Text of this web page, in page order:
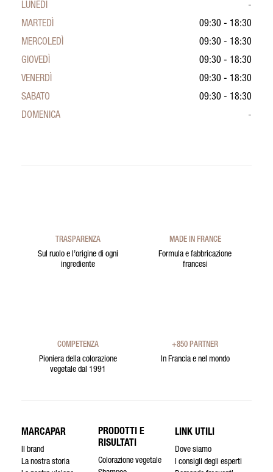
LUNEDÌ
-
MARTEDÌ
09:30 - 18:30
MERCOLEDÌ
09:30 - 18:30
GIOVEDÌ
09:30 - 18:30
VENERDÌ
09:30 - 18:30
SABATO
09:30 - 18:30
DOMENICA
-
TRASPARENZA
Sul ruolo e l’origine di ogni
ingrediente
MADE IN FRANCE
Formula e fabbricazione
francesi
COMPETENZA
Pioniera della colorazione
vegetale dal 1991
+850 PARTNER
In Francia e nel mondo
MARCAPAR
Il brand
La nostra storia
PRODOTTI E
RISULTATI
Colorazione vegetale
LINK UTILI
Dove siamo
I consigli degli esperti